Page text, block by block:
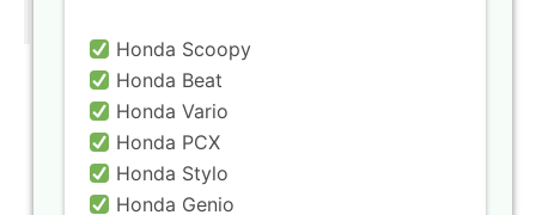
Rajanya Motor
Jam Operasional:
Senin–Sabtu : 08.00–17.00
Minggu : 09.00–15.00
Honda Scoopy
Honda Beat
Honda Vario
Honda PCX
Honda Stylo
Honda Genio